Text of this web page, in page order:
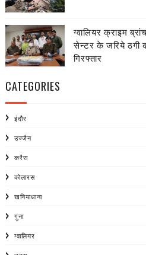
ग्वालियर क्राइम
सेन्टर के जरिये ठगी
गिरफ्तार
CATEGORIES
इंदौर
उज्जैन
करैरा
कोलारस
खनियाधाना
गुना
ग्वालियर